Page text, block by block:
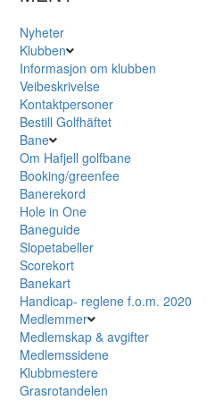
Nyheter
Klubben
Informasjon om klubben
Veibeskrivelse
Kontaktpersoner
Bestill Golfhäftet
Bane
Om Hafjell golfbane
Booking/greenfee
Banerekord
Hole in One
Baneguide
Slopetabeller
Scorekort
Banekart
Handicap- reglene f.o.m. 2020
Medlemmer
Medlemskap & avgifter
Medlemssidene
Klubbmestere
Grasrotandelen